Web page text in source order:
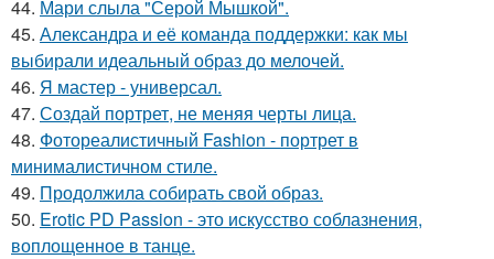
44. Мари слыла "Серой Мышкой".
45. Александра и её команда поддержки: как мы
выбирали идеальный образ до мелочей.
46. Я мастер - универсал.
47. Создай портрет, не меняя черты лица.
48. Фотореалистичный Fashion - портрет в
минималистичном стиле.
49. Продолжила собирать свой образ.
50. Erotic PD Passion - это искусство соблазнения,
воплощенное в танце.